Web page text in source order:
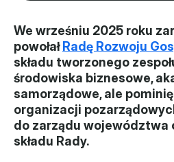
Projekty
XVII forum NGO
Projekt z powiatem
Przystąp
We wrześniu 2025 roku
powołał Radę Rozwoju
składu tworzonego
środowiska biznesowe,
samorządowe, ale
organizacji
do zarządu województwa
składu Rady.